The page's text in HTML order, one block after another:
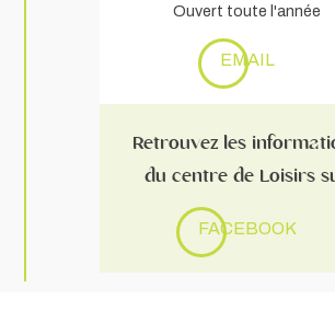
Ouvert toute l'année
EMAIL
Retrouvez les
du centre de Loisirs
FACEBOOK